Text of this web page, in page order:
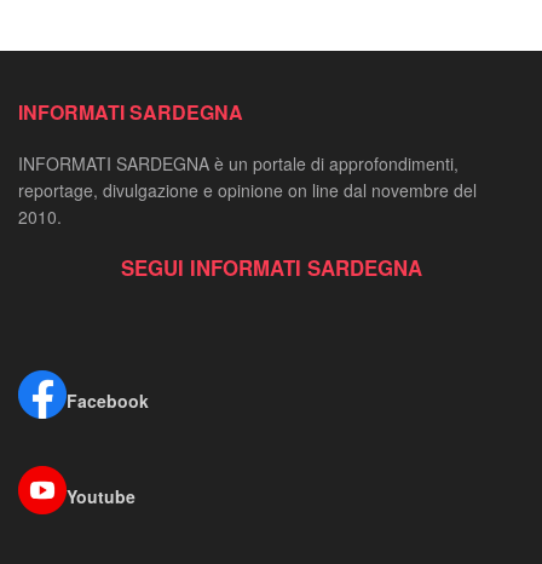
INFORMATI SARDEGNA
INFORMATI SARDEGNA è un portale di approfondimenti,
reportage, divulgazione e opinione on line dal novembre del
2010.
SEGUI INFORMATI SARDEGNA
Facebook
Youtube